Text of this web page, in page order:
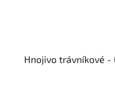
Hnojivo trávníkové -